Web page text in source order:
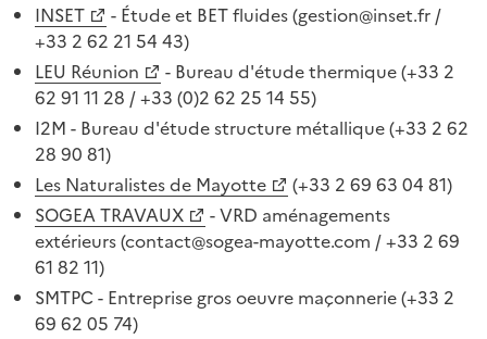
INSET
- Étude et BET fluides (gestion@inset.fr /
+33 2 62 21 54 43)
LEU Réunion
- Bureau d'étude thermique (+33 2
62 91 11 28 / +33 (0)2 62 25 14 55)
I2M - Bureau d'étude structure métallique (+33 2 62
28 90 81)
Les Naturalistes de Mayotte
(+33 2 69 63 04 81)
SOGEA TRAVAUX
- VRD aménagements
extérieurs (contact@sogea-mayotte.com / +33 2 69
61 82 11)
SMTPC - Entreprise gros oeuvre maçonnerie (+33 2
69 62 05 74)